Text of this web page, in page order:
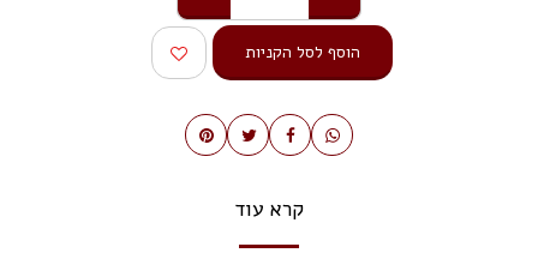
הוסף לסל הקניות
קרא עוד